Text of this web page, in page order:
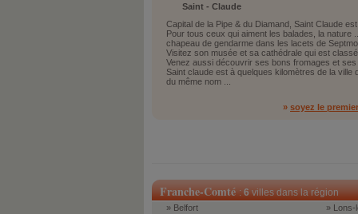
Saint - Claude
Capital de la Pipe & du Diamand, Saint Claude
Pour tous ceux qui aiment les balades, la
chapeau de gendarme dans les lacets de
Visitez son musée et sa cathédrale qui est
Venez aussi découvrir ses bons fromages et
Saint claude est à quelques kilomètres de la ville
du même nom ...
» soyez le
Franche-Comté:6villes dans la région
» Belfort
» Lons-